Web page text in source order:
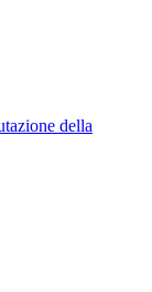
della